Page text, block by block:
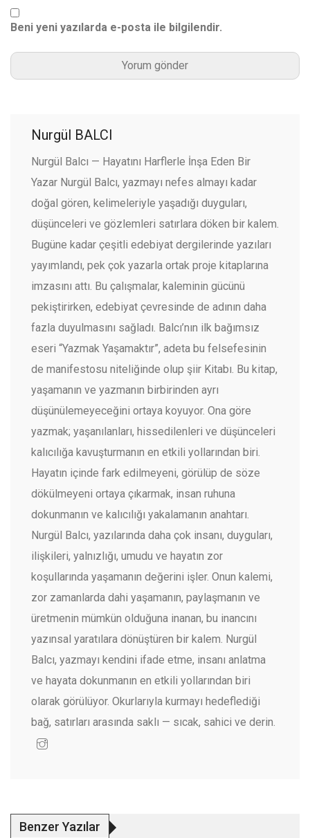
Beni yeni yazılarda e-posta ile bilgilendir.
Nurgül BALCI
Nurgül Balcı — Hayatını Harflerle İnşa Eden Bir
Yazar Nurgül Balcı, yazmayı nefes almayı kadar
doğal gören, kelimeleriyle yaşadığı duyguları,
düşünceleri ve gözlemleri satırlara döken bir kalem.
Bugüne kadar çeşitli edebiyat dergilerinde yazıları
yayımlandı, pek çok yazarla ortak proje kitaplarına
imzasını attı. Bu çalışmalar, kaleminin gücünü
pekiştirirken, edebiyat çevresinde de adının daha
fazla duyulmasını sağladı. Balcı’nın ilk bağımsız
eseri “Yazmak Yaşamaktır”, adeta bu felsefesinin
de manifestosu niteliğinde olup şiir Kitabı. Bu kitap,
yaşamanın ve yazmanın birbirinden ayrı
düşünülemeyeceğini ortaya koyuyor. Ona göre
yazmak; yaşanılanları, hissedilenleri ve düşünceleri
kalıcılığa kavuşturmanın en etkili yollarından biri.
Hayatın içinde fark edilmeyeni, görülüp de söze
dökülmeyeni ortaya çıkarmak, insan ruhuna
dokunmanın ve kalıcılığı yakalamanın anahtarı.
Nurgül Balcı, yazılarında daha çok insanı, duyguları,
ilişkileri, yalnızlığı, umudu ve hayatın zor
koşullarında yaşamanın değerini işler. Onun kalemi,
zor zamanlarda dahi yaşamanın, paylaşmanın ve
üretmenin mümkün olduğuna inanan, bu inancını
yazınsal yaratılara dönüştüren bir kalem. Nurgül
Balcı, yazmayı kendini ifade etme, insanı anlatma
ve hayata dokunmanın en etkili yollarından biri
olarak görülüyor. Okurlarıyla kurmayı hedeflediği
bağ, satırları arasında saklı — sıcak, sahici ve derin.
Benzer Yazılar